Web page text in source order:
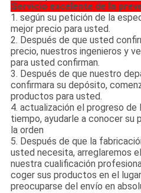
Servicio excelente de la
1. según su petición de la
mejor precio para usted.
2. Después de que usted
precio, nuestros ingenieros y
para usted confirman.
3. Después de que nuestro
confirmara su depósito,
productos para usted.
4. actualización el progreso
tiempo, ayudarle a conocer su
la orden
5. Después de que la
usted necesita, arreglaremos
nuestra cualificación
coger sus productos en el
preocuparse del envío en